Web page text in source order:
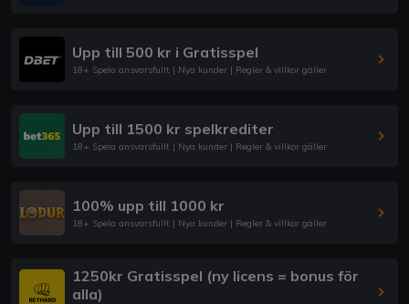
Upp till 500 kr i Gratisspel
18+ Spela ansvarsfullt | Nya kunder | Regler & villkor gäller
Upp till 1500 kr spelkrediter
18+ Spela ansvarsfullt | Nya kunder | Regler & villkor gäller
100% upp till 1000 kr
18+ Spela ansvarsfullt | Nya kunder | Regler & villkor gäller
1250kr Gratisspel (ny licens = bonus för
alla)